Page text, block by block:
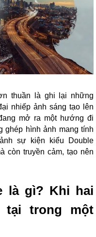
thuần là ghi lại những
nhiếp ảnh sáng tạo lên
mở ra một hướng đi
ghép hình ảnh mang tính
sự kiện kiểu Double
còn truyền cảm, tạo nên
là gì? Khi hai
trong một